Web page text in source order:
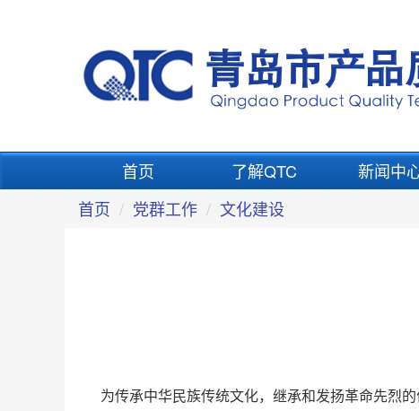
首页 了解QTC 新闻中
首页
党群工作 文化建设
为传承中华民族传统文化，继承和发扬革命先烈的